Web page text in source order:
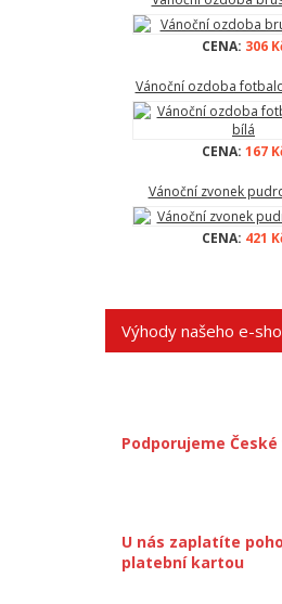
CENA: 306
Vánoční ozdoba
CENA: 167
Vánoční zvonek
CENA: 421
Výhody našeho e-
Podporujeme
U nás zaplatíte
platební kartou